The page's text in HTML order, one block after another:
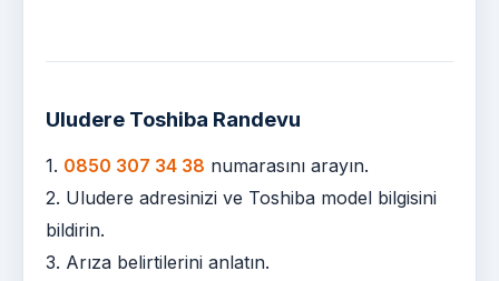
Uludere Toshiba Randevu
1. 0850 307 34 38 numarasını arayın.
2. Uludere adresinizi ve Toshiba model bilgisini
bildirin.
3. Arıza belirtilerini anlatın.